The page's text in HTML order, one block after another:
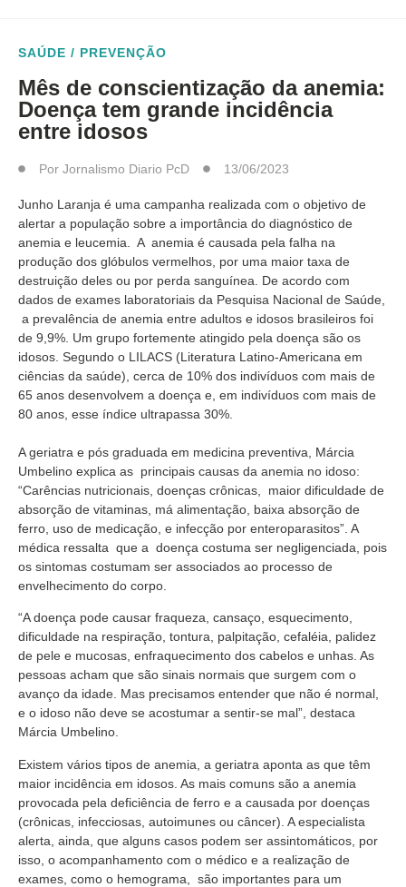
SAÚDE / PREVENÇÃO
Mês de conscientização da anemia:
Doença tem grande incidência
entre idosos
Por Jornalismo Diario PcD 13/06/2023
Junho Laranja é uma campanha realizada com o objetivo de
alertar a população sobre a importância do diagnóstico de
anemia e leucemia. A anemia é causada pela falha na
produção dos glóbulos vermelhos, por uma maior taxa de
destruição deles ou por perda sanguínea. De acordo com
dados de exames laboratoriais da Pesquisa Nacional de Saúde,
a prevalência de anemia entre adultos e idosos brasileiros foi
de 9,9%. Um grupo fortemente atingido pela doença são os
idosos. Segundo o LILACS (Literatura Latino-Americana em
ciências da saúde), cerca de 10% dos indivíduos com mais de
65 anos desenvolvem a doença e, em indivíduos com mais de
80 anos, esse índice ultrapassa 30%.
A geriatra e pós graduada em medicina preventiva, Márcia
Umbelino explica as principais causas da anemia no idoso:
“Carências nutricionais, doenças crônicas, maior dificuldade de
absorção de vitaminas, má alimentação, baixa absorção de
ferro, uso de medicação, e infecção por entero­parasitos”. A
médica ressalta que a doença costuma ser negligenciada, pois
os sintomas costumam ser associados ao processo de
envelhecimento do corpo.
“A doença pode causar fraqueza, cansaço, esquecimento,
dificuldade na respiração, tontura, palpitação, cefaléia, palidez
de pele e mucosas, enfraquecimento dos cabelos e unhas. As
pessoas acham que são sinais normais que surgem com o
avanço da idade. Mas precisamos entender que não é normal,
e o idoso não deve se acostumar a sentir-se mal”, destaca
Márcia Umbelino.
Existem vários tipos de anemia, a geriatra aponta as que têm
maior incidência em idosos. As mais comuns são a anemia
provocada pela deficiência de ferro e a causada por doenças
(crônicas, infecciosas, autoimunes ou câncer). A especialista
alerta, ainda, que alguns casos podem ser assintomáticos, por
isso, o acompanhamento com o médico e a realização de
exames, como o hemograma, são importantes para um